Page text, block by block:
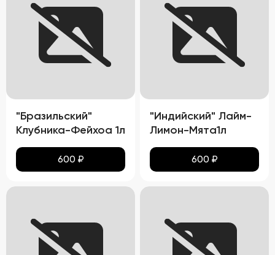
"Бразильский"
Клубника-Фейхоа 1л
600 ₽
"Индийский" Лайм-
Лимон-Мята1л
600 ₽